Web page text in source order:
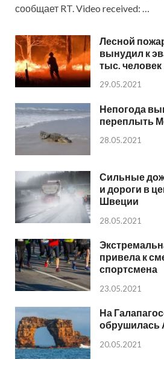
сообщает RT. Video received: …
Лесной
вынудил к
тыс. человек
29.05.2021
Непогода
переплыть
28.05.2021
Сильные
и дороги в
Швеции
28.05.2021
привела к
спортсмена
23.05.2021
На
обрушилась
20.05.2021